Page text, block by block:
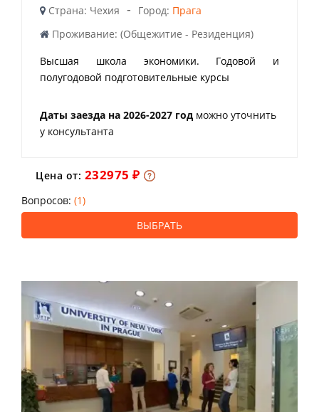
Страна: Чехия - Город: Прага
Проживание: (Общежитие - Резиденция)
Высшая школа экономики. Годовой и
полугодовой подготовительные курсы
Даты заезда на 2026-2027 год можно уточнить
у консультанта
Цена от: 232975 ₽
Вопросов: (1)
ВЫБРАТЬ